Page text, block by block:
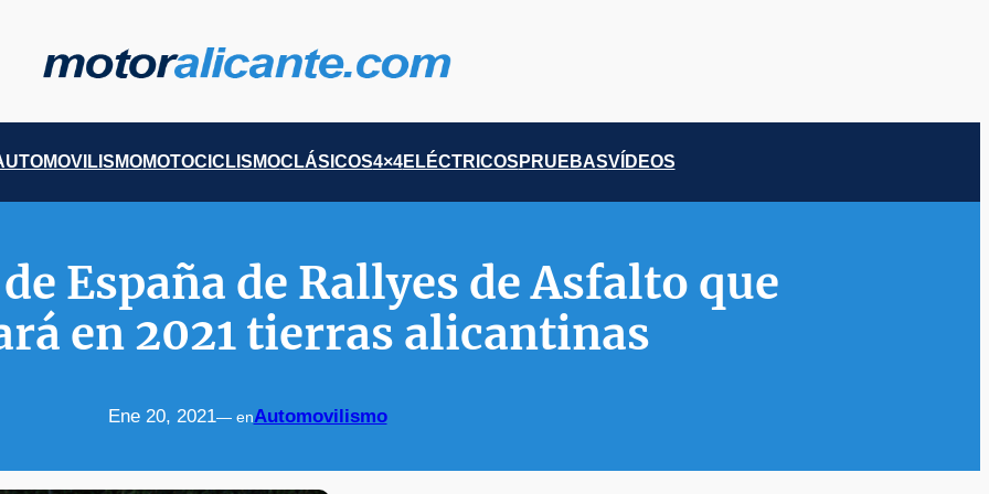
MOTOCICLISMOCLÁSICOS4×4ELÉCTRICOS PRUEBASVÍDEOS
España de Rallyes de Asfalto que
en 2021 tierras alicantinas
Ene 20, 2021— enAutomovilismo